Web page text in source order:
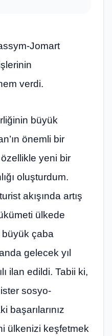
Jomart
verdi.
büyük
önemli bir
yeni bir
oluşturdum.
akışında artış
ülkede
büyük çaba
gelecek yıl
ilan edildi. Tabii ki,
sosyo-
başarılarınız
ülkenizi keşfetmek